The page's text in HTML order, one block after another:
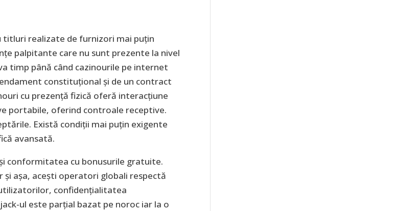
titluri realizate de furnizori mai puțin
palpitante care nu sunt prezente la nivel
timp până când cazinourile pe internet
constituțional și de un contract
cu prezență fizică oferă interacțiune
portabile, oferind controale receptive.
Există condiții mai puțin exigente
avansată.
conformitatea cu bonusurile gratuite.
și așa, acești operatori globali respectă
confidențialitatea
ul este parțial bazat pe noroc iar la o